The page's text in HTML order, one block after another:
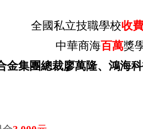
全國私立技職學校收
中華商海百萬獎
金集團總裁廖萬隆、鴻海